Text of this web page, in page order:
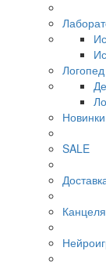
Новинки
SALE